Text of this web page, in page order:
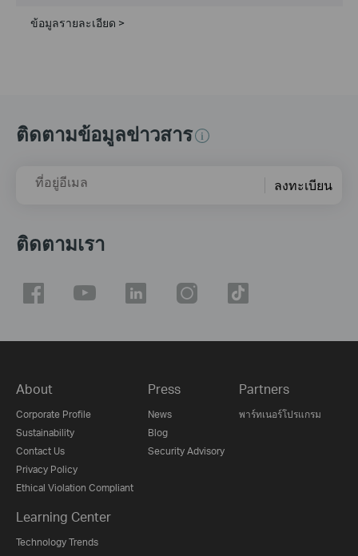
ข้อมูลรายละเอียด >
ติดตามข้อมูลข่าวสาร
ที่อยู่อีเมล ลงทะเบียน
ติดตามเรา
About
Corporate Profile
Sustainability
Contact Us
Privacy Policy
Ethical Violation Compliant
Press
News
Blog
Security Advisory
Partners
พาร์ทเนอร์โปรแกรม
Learning Center
Technology Trends